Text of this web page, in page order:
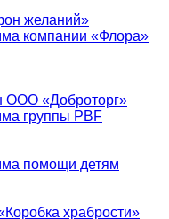
желаний»
компании «Флора»
ООО «Доброторг»
группы PBF
помощи детям
храбрости»